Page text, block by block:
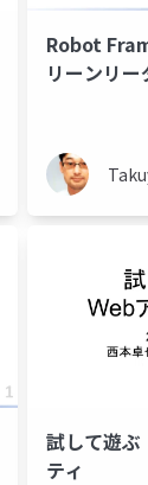
Robot
リーンリ
試して遊ぶ
ティ